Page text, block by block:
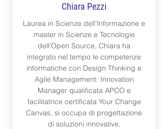
Chiara Pezzi
Laurea in Scienze dell’Informazione e
master in Scienze e Tecnologie
dell’Open Source, Chiara ha
integrato nel tempo le competenze
informatiche con Design Thinking e
Agile Management. Innovation
Manager qualificata APCO e
facilitatrice certificata Your Change
Canvas, si occupa di progettazione
di soluzioni innovative,